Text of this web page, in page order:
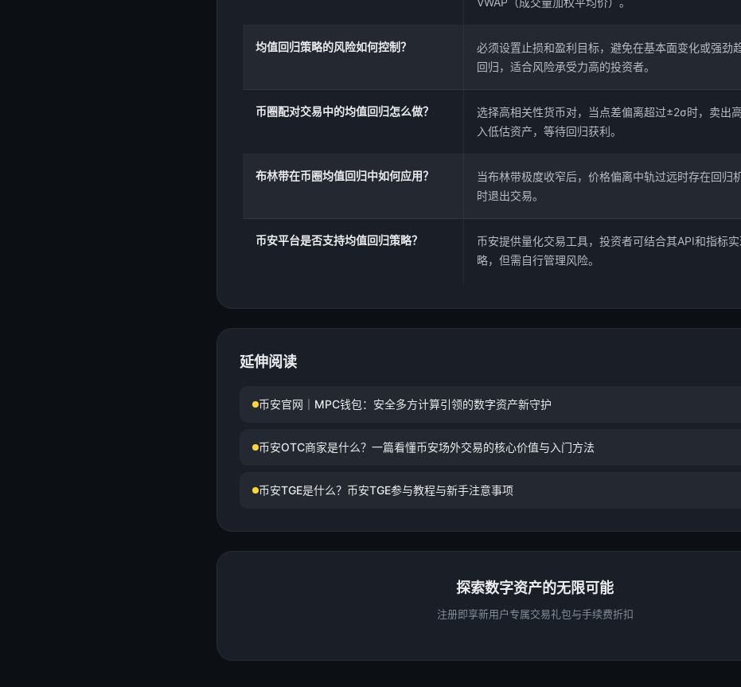
均值回归策略的风险如何控制？
必须设置止损和盈利目标，避免在基本面变化或强劲
回归，适合风险承受力高的投资者。
币圈配对交易中的均值回归怎么做？
选择高相关性货币对，当点差偏离超过±2σ时，卖出
入低估资产，等待回归获利。
布林带在币圈均值回归中如何应用？
当布林带极度收窄后，价格偏离中轨过远时存在回归
时退出交易。
币安平台是否支持均值回归策略？
币安提供量化交易工具，投资者可结合其API和指标
略，但需自行管理风险。
延伸阅读
币安官网｜MPC钱包：安全多方计算引领的数字资产新守护
币安OTC商家是什么？一篇看懂币安场外交易的核心价值与入门方法
币安TGE是什么？币安TGE参与教程与新手注意事项
探索数字资产的无限可能
注册即享新用户专属交易礼包与手续费折扣